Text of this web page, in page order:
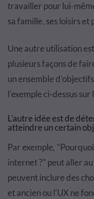
travailler pour lui-
sa famille, ses loisirs et
Une autre utilisation
plusieurs façons de
un ensemble
l'exemple ci-dessus
L'autre idée est de
atteindre un certain
Par exemple,
internet ?" peut aller
peuvent inclure des
et ancien ou l'UX ne